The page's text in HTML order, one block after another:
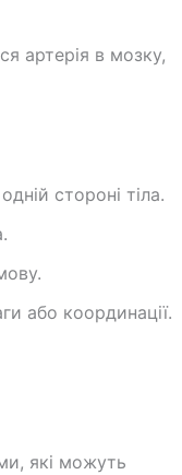
артерія в мозку,
стороні тіла.
або координації.
які можуть